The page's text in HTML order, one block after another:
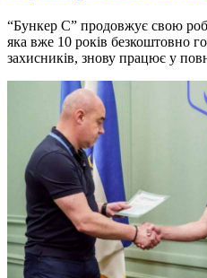
“Бункер С” продовжує свою
яка вже 10 років безкоштовно
захисників, знову працює у